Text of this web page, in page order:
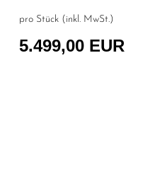
pro Stück (inkl. MwSt.)
5.499,00 EUR